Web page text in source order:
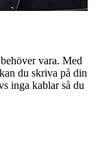
vara. Med
du skriva på din
inga kablar så du